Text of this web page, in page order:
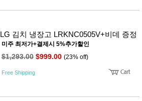
LG 김치 냉장고 LRKNC0505V+비데 증정
미주 최저가+결제시 5%추가할인
$1,293.00 $999.00 (23% off)
Free Shipping